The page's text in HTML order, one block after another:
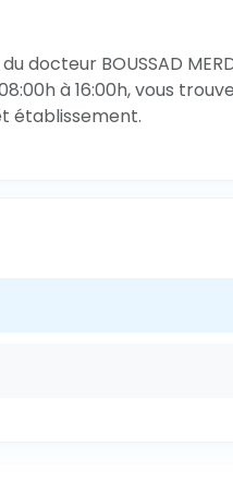
docteur BOUSSAD
à 16:00h, vous
établissement.